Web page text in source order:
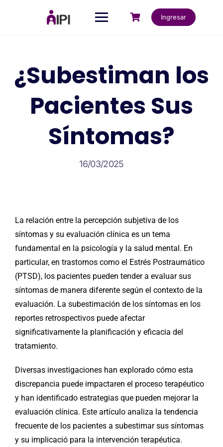
Ingresar
¿Subestiman los
Pacientes Sus
Síntomas?
16/03/2025
La relación entre la percepción subjetiva de los
síntomas y su evaluación clínica es un tema
fundamental en la psicología y la salud mental. En
particular, en trastornos como el Estrés Postraumático
(PTSD), los pacientes pueden tender a evaluar sus
síntomas de manera diferente según el contexto de la
evaluación. La subestimación de los síntomas en los
reportes retrospectivos puede afectar
significativamente la planificación y eficacia del
tratamiento.
Diversas investigaciones han explorado cómo esta
discrepancia puede impactaren el proceso terapéutico
y han identificado estrategias que pueden mejorar la
evaluación clínica. Este artículo analiza la tendencia
frecuente de los pacientes a subestimar sus síntomas
y su implicació para la intervención terapéutica.